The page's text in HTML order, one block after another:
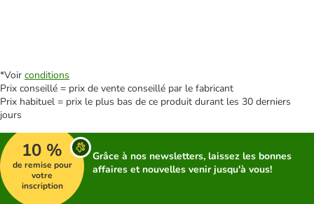
*Voir conditions
Prix conseillé = prix de vente conseillé par le fabricant
Prix habituel = prix le plus bas de ce produit durant les 30 derniers
jours
10 %
de remise pour
votre
inscription
Grâce à nos newsletters, laissez les bonnes
affaires et nouvelles venir jusqu'à vous!